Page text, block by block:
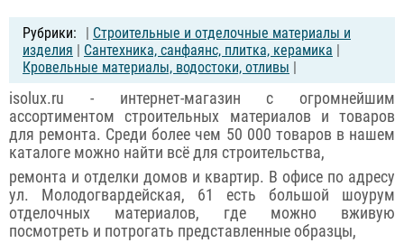
| Строительные и отделочные материалы и
изделия | Сантехника, санфаянс, плитка, керамика |
Кровельные материалы, водостоки, отливы |
isolux.ru - интернет-магазин с огромнейшим
ассортиментом строительных материалов и товаров
для ремонта. Среди более чем 50 000 товаров в нашем
каталоге можно найти всё для строительства,
ремонта и отделки домов и квартир. В офисе по адресу
ул. Молодогвардейская, 61 есть большой шоурум
отделочных материалов, где можно вживую
посмотреть и потрогать представленные образцы,